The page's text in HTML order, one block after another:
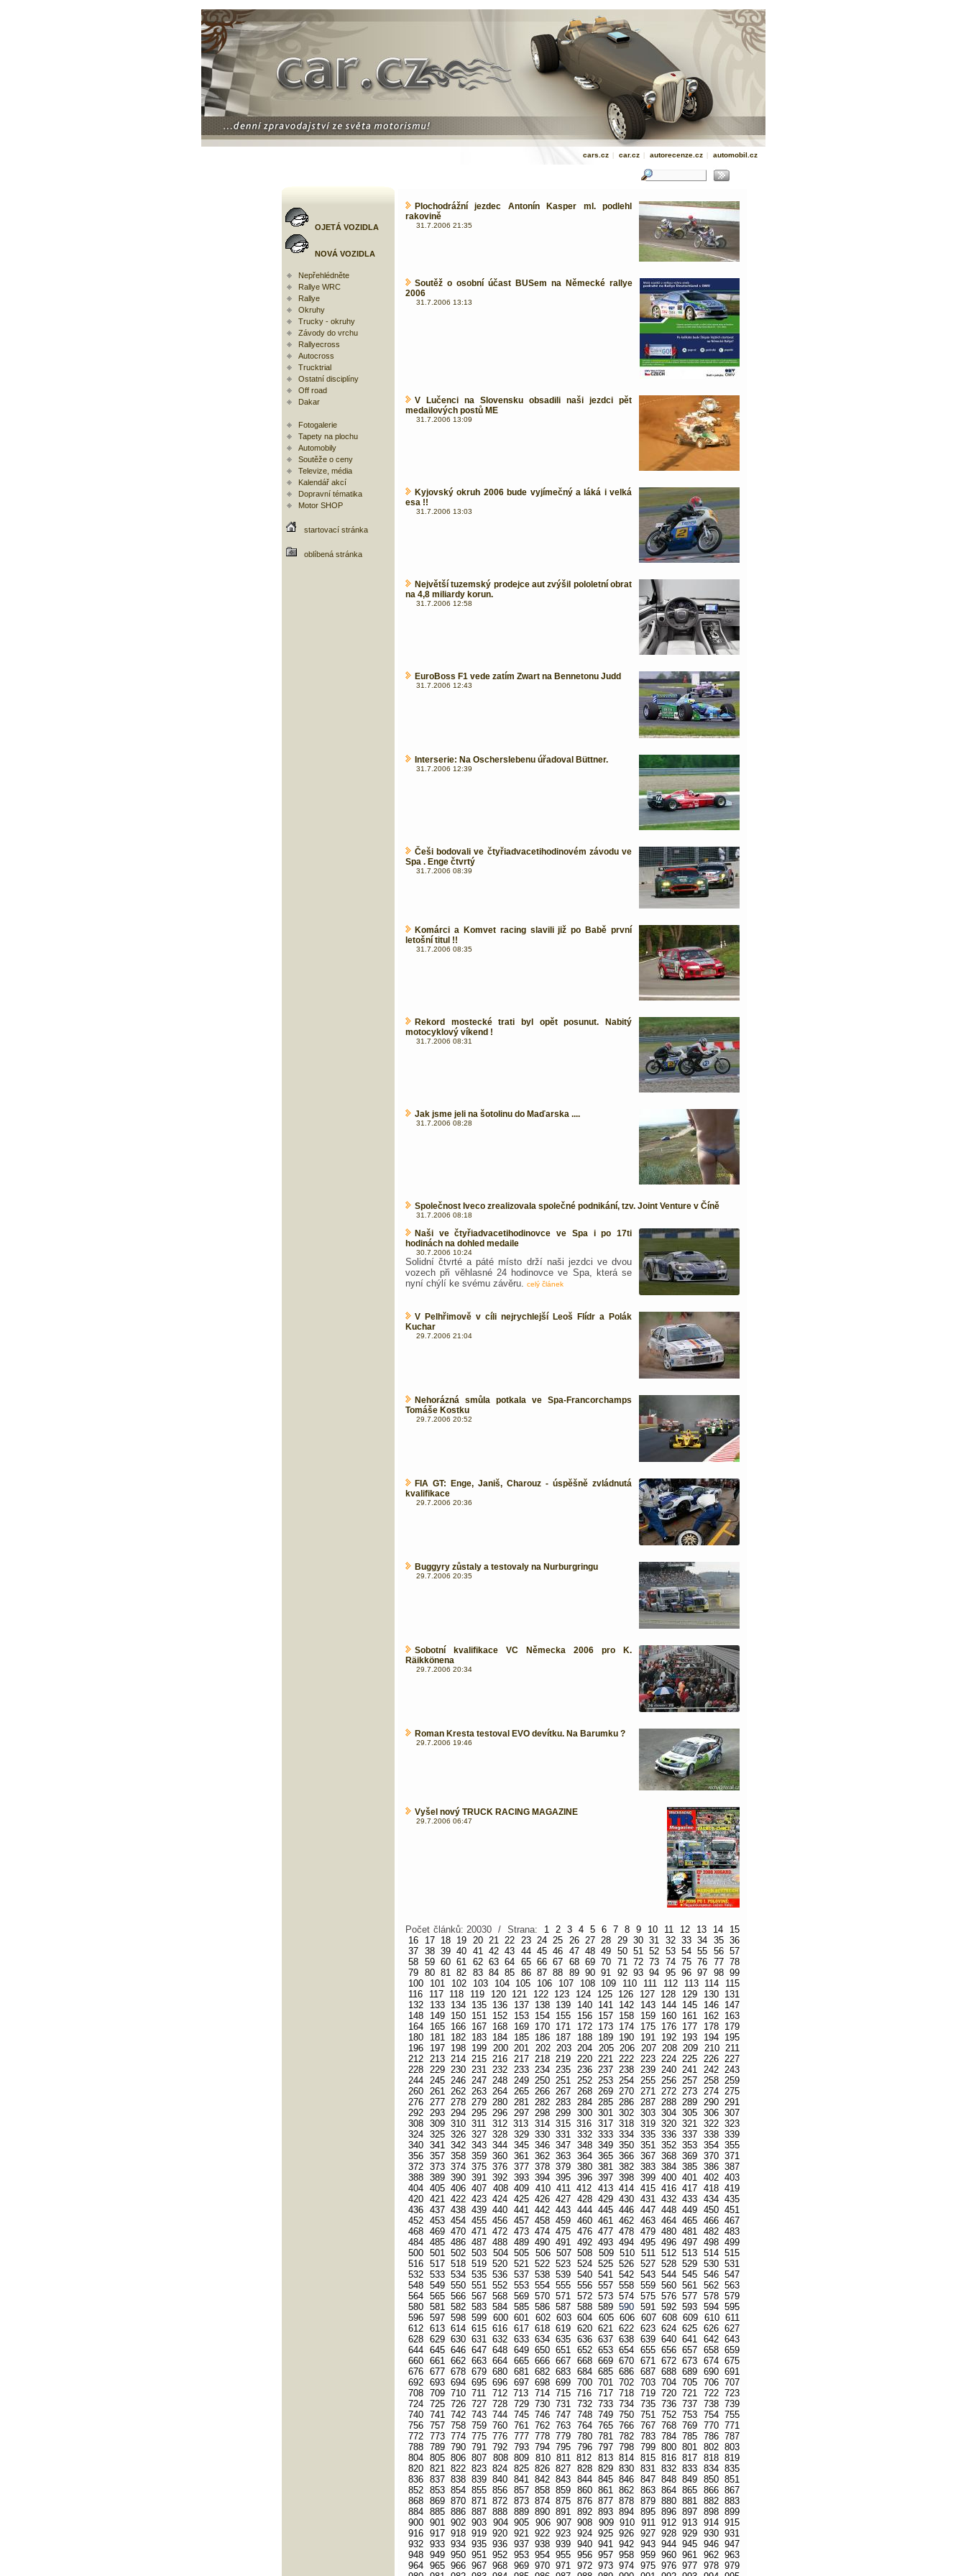
cars.cz | car.cz | autorecenze.cz | automobil.cz
OJETÁ VOZIDLA
NOVÁ VOZIDLA
Nepřehlédněte
Rallye WRC
Rallye
Okruhy
Trucky - okruhy
Závody do vrchu
Rallyecross
Autocross
Trucktrial
Ostatní disciplíny
Off road
Dakar
Fotogalerie
Tapety na plochu
Automobily
Soutěže o ceny
Televize, média
Kalendář akcí
Dopravní tématika
Motor SHOP
startovací stránka
oblíbená stránka
Plochodrážní jezdec Antonín Kasper ml. podlehl
rakovině
31.7.2006 21:35
Soutěž o osobní účast BUSem na Německé rallye
2006
31.7.2006 13:13
V Lučenci na Slovensku obsadili naši jezdci pět
medailových postů ME
31.7.2006 13:09
Kyjovský okruh 2006 bude vyjímečný a láká i velká
esa !!
31.7.2006 13:03
Největší tuzemský prodejce aut zvýšil pololetní obrat
na 4,8 miliardy korun.
31.7.2006 12:58
EuroBoss F1 vede zatím Zwart na Bennetonu Judd
31.7.2006 12:43
Interserie: Na Oscherslebenu úřadoval Büttner.
31.7.2006 12:39
Češi bodovali ve čtyřiadvacetihodinovém závodu ve
Spa . Enge čtvrtý
31.7.2006 08:39
Komárci a Komvet racing slavili již po Babě první
letošní titul !!
31.7.2006 08:35
Rekord mostecké trati byl opět posunut. Nabitý
motocyklový víkend !
31.7.2006 08:31
Jak jsme jeli na šotolinu do Maďarska ....
31.7.2006 08:28
Společnost Iveco zrealizovala společné podnikání, tzv. Joint Venture v Číně
31.7.2006 08:18
Naši ve čtyřiadvacetihodinovce ve Spa i po 17ti
hodinách na dohled medaile
30.7.2006 10:24
Solidní čtvrté a páté místo drží naši jezdci ve dvou
vozech při věhlasné 24 hodinovce ve Spa, která se
nyní chýlí ke svému závěru. celý článek
V Pelhřimově v cíli nejrychlejší Leoš Flídr a Polák
Kuchar
29.7.2006 21:04
Nehorázná smůla potkala ve Spa-Francorchamps
Tomáše Kostku
29.7.2006 20:52
FIA GT: Enge, Janiš, Charouz - úspěšně zvládnutá
kvalifikace
29.7.2006 20:36
Buggyry zůstaly a testovaly na Nurburgringu
29.7.2006 20:35
Sobotní kvalifikace VC Německa 2006 pro K.
Räikkönena
29.7.2006 20:34
Roman Kresta testoval EVO devítku. Na Barumku ?
29.7.2006 19:46
Vyšel nový TRUCK RACING MAGAZINE
29.7.2006 06:47
Počet článků: 20030 / Strana: 1 2 3 4 5 6 7 8 9 10 11 12 13 14
15
16
17 18 19 20 21 22 23 24 25 26 27 28 29 30 31 32 33 34 35 36
37 38 39 40 41 42 43 44 45 46 47 48 49 50 51 52 53 54 55 56 57
58 59 60 61 62 63 64 65 66 67 68 69 70 71 72 73 74 75 76 77 78
79 80 81 82 83 84 85 86 87 88 89 90 91 92 93 94 95 96 97 98 99
100
101 102 103 104 105 106 107 108 109 110 111 112 113 114
115
116
117 118 119 120 121 122 123 124 125 126 127 128 129 130
131
132
133 134 135 136 137 138 139 140 141 142 143 144 145 146
147
148
149 150 151 152 153 154 155 156 157 158 159 160 161 162
163
164
165 166 167 168 169 170 171 172 173 174 175 176 177 178
179
180
181 182 183 184 185 186 187 188 189 190 191 192 193 194
195
196
197 198 199 200 201 202 203 204 205 206 207 208 209 210 211
212 213 214 215 216 217 218 219 220 221 222 223 224 225 226 227
228 229 230 231 232 233 234 235 236 237 238 239 240 241 242 243
244 245 246 247 248 249 250 251 252 253 254 255 256 257 258 259
260 261 262 263 264 265 266 267 268 269 270 271 272 273 274 275
276 277 278 279 280 281 282 283 284 285 286 287 288 289 290 291
292 293 294 295 296 297 298 299 300 301 302 303 304 305 306 307
308 309 310 311 312 313 314 315 316 317 318 319 320 321 322 323
324 325 326 327 328 329 330 331 332 333 334 335 336 337 338 339
340 341 342 343 344 345 346 347 348 349 350 351 352 353 354 355
356 357 358 359 360 361 362 363 364 365 366 367 368 369 370 371
372 373 374 375 376 377 378 379 380 381 382 383 384 385 386 387
388 389 390 391 392 393 394 395 396 397 398 399 400 401 402 403
404 405 406 407 408 409 410 411 412 413 414 415 416 417 418 419
420 421 422 423 424 425 426 427 428 429 430 431 432 433 434 435
436 437 438 439 440 441 442 443 444 445 446 447 448 449 450 451
452 453 454 455 456 457 458 459 460 461 462 463 464 465 466 467
468 469 470 471 472 473 474 475 476 477 478 479 480 481 482 483
484 485 486 487 488 489 490 491 492 493 494 495 496 497 498 499
500 501 502 503 504 505 506 507 508 509 510 511 512 513 514 515
516 517 518 519 520 521 522 523 524 525 526 527 528 529 530 531
532 533 534 535 536 537 538 539 540 541 542 543 544 545 546 547
548 549 550 551 552 553 554 555 556 557 558 559 560 561 562 563
564 565 566 567 568 569 570 571 572 573 574 575 576 577 578 579
580 581 582 583 584 585 586 587 588 589 590 591 592 593 594 595
596 597 598 599 600 601 602 603 604 605 606 607 608 609 610 611
612 613 614 615 616 617 618 619 620 621 622 623 624 625 626 627
628 629 630 631 632 633 634 635 636 637 638 639 640 641 642 643
644 645 646 647 648 649 650 651 652 653 654 655 656 657 658 659
660 661 662 663 664 665 666 667 668 669 670 671 672 673 674 675
676 677 678 679 680 681 682 683 684 685 686 687 688 689 690 691
692 693 694 695 696 697 698 699 700 701 702 703 704 705 706 707
708 709 710 711 712 713 714 715 716 717 718 719 720 721 722 723
724 725 726 727 728 729 730 731 732 733 734 735 736 737 738 739
740 741 742 743 744 745 746 747 748 749 750 751 752 753 754 755
756 757 758 759 760 761 762 763 764 765 766 767 768 769 770 771
772 773 774 775 776 777 778 779 780 781 782 783 784 785 786 787
788 789 790 791 792 793 794 795 796 797 798 799 800 801 802 803
804 805 806 807 808 809 810 811 812 813 814 815 816 817 818 819
820 821 822 823 824 825 826 827 828 829 830 831 832 833 834 835
836 837 838 839 840 841 842 843 844 845 846 847 848 849 850 851
852 853 854 855 856 857 858 859 860 861 862 863 864 865 866 867
868 869 870 871 872 873 874 875 876 877 878 879 880 881 882 883
884 885 886 887 888 889 890 891 892 893 894 895 896 897 898 899
900 901 902 903 904 905 906 907 908 909 910 911 912 913 914 915
916 917 918 919 920 921 922 923 924 925 926 927 928 929 930 931
932 933 934 935 936 937 938 939 940 941 942 943 944 945 946 947
948 949 950 951 952 953 954 955 956 957 958 959 960 961 962 963
964 965 966 967 968 969 970 971 972 973 974 975 976 977 978 979